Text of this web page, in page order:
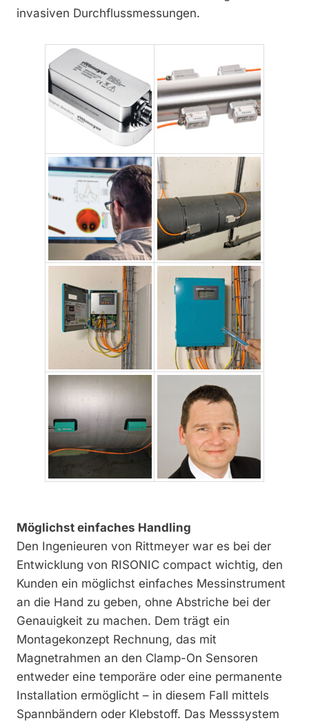
invasiven Durchflussmessungen.
Möglichst einfaches Handling
Den Ingenieuren von Rittmeyer war es bei der
Entwicklung von RISONIC compact wichtig, den
Kunden ein möglichst einfaches Messinstrument
an die Hand zu geben, ohne Abstriche bei der
Genauigkeit zu machen. Dem trägt ein
Montagekonzept Rechnung, das mit
Magnetrahmen an den Clamp-On Sensoren
entweder eine temporäre oder eine permanente
Installation ermöglicht – in diesem Fall mittels
Spannbändern oder Klebstoff. Das Messsystem